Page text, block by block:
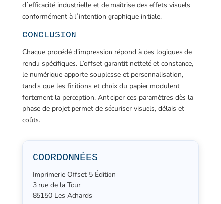
dʼefficacité industrielle et de maîtrise des effets visuels
conformément à lʼintention graphique initiale.
CONCLUSION
Chaque procédé d’impression répond à des logiques de
rendu spécifiques. L’offset garantit netteté et constance,
le numérique apporte souplesse et personnalisation,
tandis que les finitions et choix du papier modulent
fortement la perception. Anticiper ces paramètres dès la
phase de projet permet de sécuriser visuels, délais et
coûts.
COORDONNÉES
Imprimerie Offset 5 Édition
3 rue de la Tour
85150 Les Achards